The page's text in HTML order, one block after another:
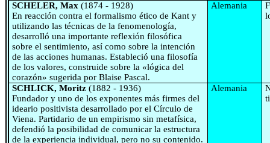
SCHELER, Max (1874 - 1928)
En reacción contra el formalismo ético de Kant y
utilizando las técnicas de la fenomenología,
desarrolló una importante reflexión filosófica
sobre el sentimiento, así como sobre la intención
de las acciones humanas. Estableció una filosofía
de los valores, construide sobre la «lógica del
corazón» sugerida por Blaise Pascal.
Alemania
SCHLICK, Moritz(1882 - 1936)
Fundador y uno de los exponentes más firmes del
ideario positivista desarrollado por el Círculo de
Viena. Partidario de un empirismo sin metafísica,
defendió la posibilidad de comunicar la estructura
de la experiencia individual, pero no su contenido.
Alemania